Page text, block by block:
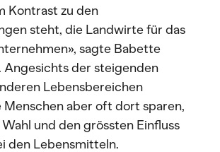
Kontrast zu den
steht, die Landwirte für das
sagte Babette
Angesichts der steigenden
Lebensbereichen
aber oft dort sparen,
und den grössten Einfluss
den Lebensmitteln.